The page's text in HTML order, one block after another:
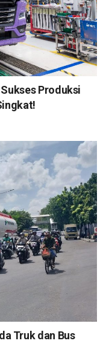
Produksi
Truk dan Bus